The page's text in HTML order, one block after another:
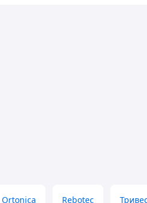
Ortonica Rebotec